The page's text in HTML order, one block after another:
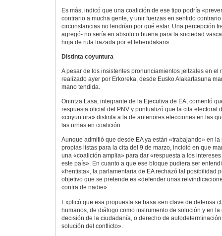
Es más, indicó que una coalición de ese tipo podría
contrario a mucha gente, y unir fuerzas en sentido
circunstancias no tendrían por qué estar. Una percepción
agregó- no sería en absoluto buena para la sociedad
hoja de ruta trazada por el lehendakari».
Distinta coyuntura
A pesar de los insistentes pronunciamientos jeltzales en el
realizado ayer por Erkoreka, desde Eusko Alakartasuna
mano tendida.
Onintza Lasa, integrante de la Ejecutiva de EA, comentó
respuesta oficial del PNV y puntualizó que la cita electoral
«coyuntura» distinta a la de anteriores elecciones en las
las urnas en coalición.
Aunque admitió que desde EA ya están «trabajando» en
propias listas para la cita del 9 de marzo, incidió en que
una «coalición amplia» para dar «respuesta a los
este país». En cuanto a que ese bloque pudiera ser
«frentista», la parlamentaria de EA rechazó tal posibilidad
objetivo que se pretende es «defender unas
contra de nadie».
Explicó que esa propuesta se basa «en clave de defensa
humanos, de diálogo como instrumento de solución y en
decisión de la ciudadanía, o derecho de
solución del conflicto».